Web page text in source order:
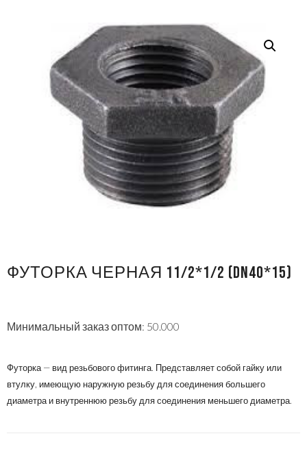
ФУТОРКА ЧЕРНАЯ 11/2*1/2 (DN40*15)
Минимальный заказ оптом: 50.000
Футорка — вид резьбового фитинга. Представляет собой гайку или
втулку, имеющую наружную резьбу для соединения большего
диаметра и внутреннюю резьбу для соединения меньшего диаметра.